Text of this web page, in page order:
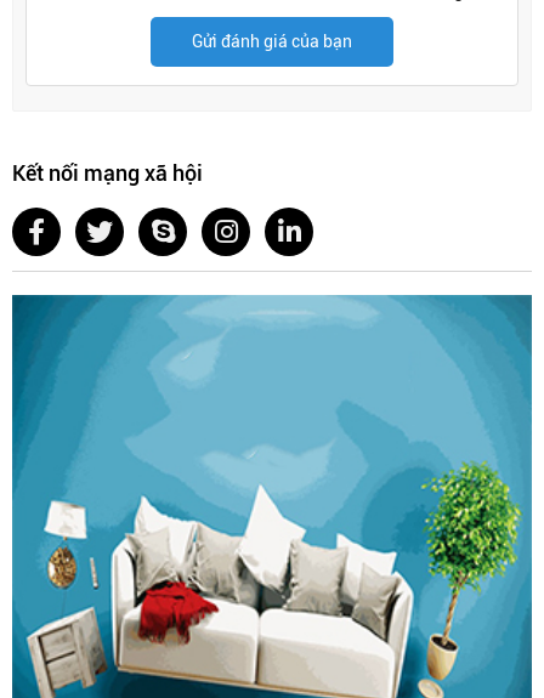
Gửi đánh giá của bạn
Kết nối mạng xã hội